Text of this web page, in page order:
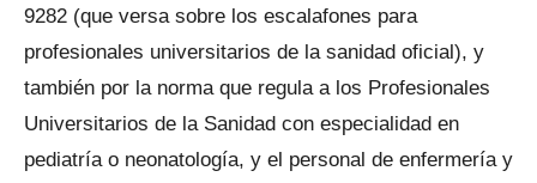
9282 (que versa sobre los escalafones para
profesionales universitarios de la sanidad oficial), y
también por la norma que regula a los Profesionales
Universitarios de la Sanidad con especialidad en
pediatría o neonatología, y el personal de enfermería y